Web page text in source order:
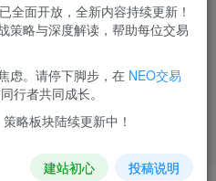
课程 干货教程
全面开放，全新内容持续更新！
策略与深度解读，帮助每位交易
虑。请停下脚步，在 NEO交易
行者共同成长。
略板块陆续更新中！
建站初心 投稿说明